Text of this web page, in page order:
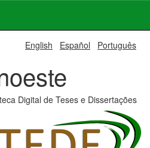
English Español Português
Digital de Teses e Dissertações